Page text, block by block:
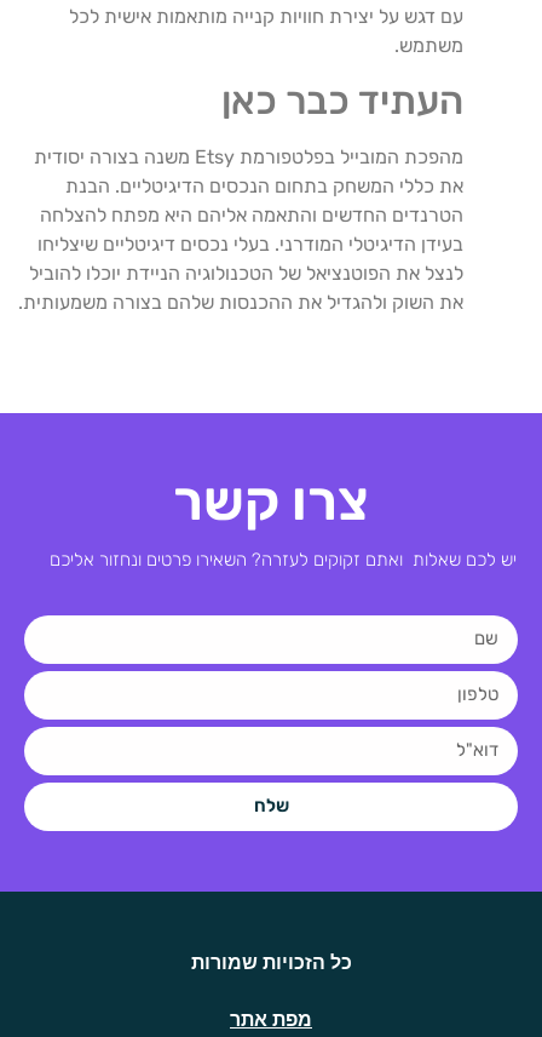
עם דגש על יצירת חוויות קנייה מותאמות אישית לכל
משתמש.
העתיד כבר כאן
מהפכת המובייל בפלטפורמת Etsy משנה בצורה יסודית
את כללי המשחק בתחום הנכסים הדיגיטליים. הבנת
הטרנדים החדשים והתאמה אליהם היא מפתח להצלחה
בעידן הדיגיטלי המודרני. בעלי נכסים דיגיטליים שיצליחו
לנצל את הפוטנציאל של הטכנולוגיה הניידת יוכלו להוביל
את השוק ולהגדיל את ההכנסות שלהם בצורה משמעותית.
צרו קשר
יש לכם שאלות ואתם זקוקים לעזרה? השאירו פרטים ונחזור אליכם
שלח
כל הזכויות שמורות
מפת אתר